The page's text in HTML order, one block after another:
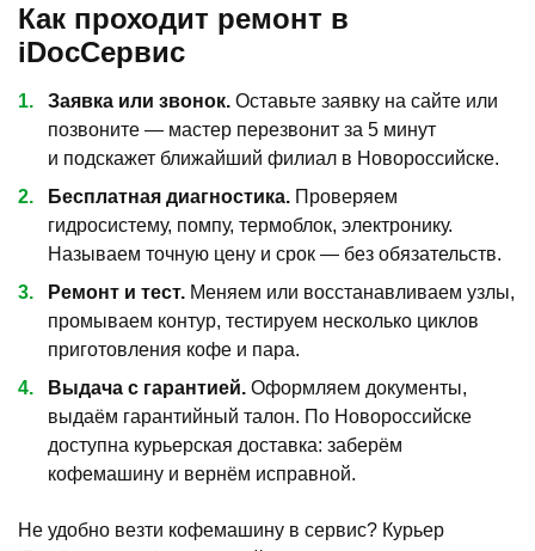
Как проходит ремонт в
iDocСервис
Заявка или звонок. Оставьте заявку на сайте или
позвоните — мастер перезвонит за 5 минут
и подскажет ближайший филиал в Новороссийске.
Бесплатная диагностика. Проверяем
гидросистему, помпу, термоблок, электронику.
Называем точную цену и срок — без обязательств.
Ремонт и тест. Меняем или восстанавливаем узлы,
промываем контур, тестируем несколько циклов
приготовления кофе и пара.
Выдача с гарантией. Оформляем документы,
выдаём гарантийный талон. По Новороссийске
доступна курьерская доставка: заберём
кофемашину и вернём исправной.
Не удобно везти кофемашину в сервис? Курьер